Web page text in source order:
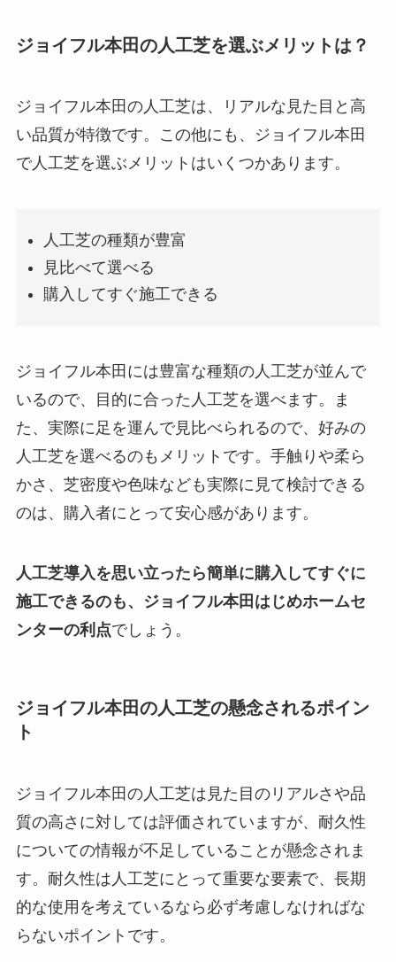
ジョイフル本田の人工芝を選ぶメリットは？
ジョイフル本田の人工芝は、リアルな見た目と高
い品質が特徴です。この他にも、ジョイフル本田
で人工芝を選ぶメリットはいくつかあります。
人工芝の種類が豊富
見比べて選べる
購入してすぐ施工できる
ジョイフル本田には豊富な種類の人工芝が並んで
いるので、目的に合った人工芝を選べます。ま
た、実際に足を運んで見比べられるので、好みの
人工芝を選べるのもメリットです。手触りや柔ら
かさ、芝密度や色味なども実際に見て検討できる
のは、購入者にとって安心感があります。
人工芝導入を思い立ったら簡単に購入してすぐに
施工できるのも、ジョイフル本田はじめホームセ
ンターの利点でしょう。
ジョイフル本田の人工芝の懸念されるポイン
ト
ジョイフル本田の人工芝は見た目のリアルさや品
質の高さに対しては評価されていますが、耐久性
についての情報が不足していることが懸念されま
す。耐久性は人工芝にとって重要な要素で、長期
的な使用を考えているなら必ず考慮しなければな
らないポイントです。